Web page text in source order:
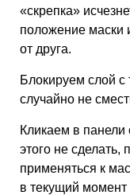
«скрепка»
положение маски
от друга.
Блокируем слой с
случайно не
Кликаем в
этого не
применяться к
в текущий